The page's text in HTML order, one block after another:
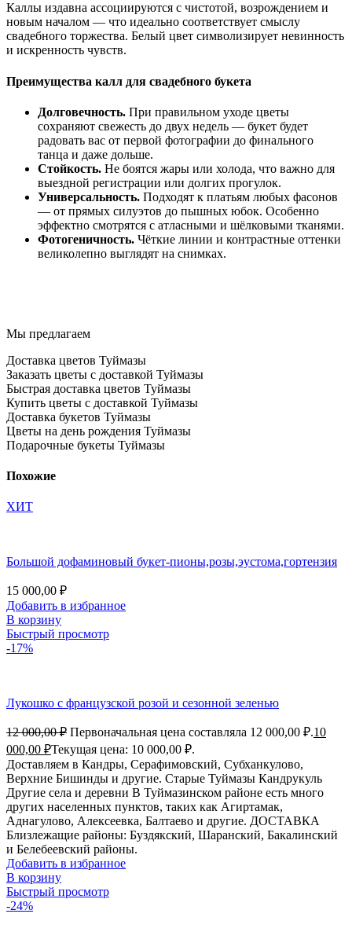
Каллы издавна ассоциируются с чистотой, возрождением и
новым началом — что идеально соответствует смыслу
свадебного торжества. Белый цвет символизирует невинность
и искренность чувств.
Преимущества калл для свадебного букета
Долговечность. При правильном уходе цветы
сохраняют свежесть до двух недель — букет будет
радовать вас от первой фотографии до финального
танца и даже дольше.
Стойкость. Не боятся жары или холода, что важно для
выездной регистрации или долгих прогулок.
Универсальность. Подходят к платьям любых фасонов
— от прямых силуэтов до пышных юбок. Особенно
эффектно смотрятся с атласными и шёлковыми тканями.
Фотогеничность. Чёткие линии и контрастные оттенки
великолепно выглядят на снимках.
Мы предлагаем
Доставка цветов Туймазы
Заказать цветы с доставкой Туймазы
Быстрая доставка цветов Туймазы
Купить цветы с доставкой Туймазы
Доставка букетов Туймазы
Цветы на день рождения Туймазы
Подарочные букеты Туймазы
Похожие
ХИТ
Большой дофаминовый букет-пионы,розы,эустома,гортензия
15 000,00 ₽
Добавить в избранное
В корзину
Быстрый просмотр
-17%
Лукошко с французской розой и сезонной зеленью
12 000,00₽ Первоначальная цена составляла 12 000,00 ₽.10
000,00 ₽Текущая цена: 10 000,00 ₽.
Доставляем в Кандры, Серафимовский, Субханкулово,
Верхние Бишинды и другие. Старые Туймазы Кандрукуль
Другие села и деревни В Туймазинском районе есть много
других населенных пунктов, таких как Агиртамак,
Аднагулово, Алексеевка, Балтаево и другие. ДОСТАВКА
Близлежащие районы: Буздякский, Шаранский, Бакалинский
и Белебеевский районы.
Добавить в избранное
В корзину
Быстрый просмотр
-24%